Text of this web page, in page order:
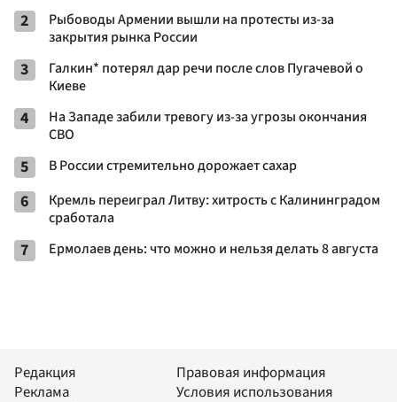
2
Рыбоводы Армении вышли на протесты из-за
закрытия рынка России
3
Галкин* потерял дар речи после слов Пугачевой о
Киеве
4
На Западе забили тревогу из-за угрозы окончания
СВО
5 В России стремительно дорожает сахар
6
Кремль переиграл Литву: хитрость с Калининградом
сработала
7 Ермолаев день: что можно и нельзя делать 8 августа
Редакция
Реклама
Правовая информация
Условия использования